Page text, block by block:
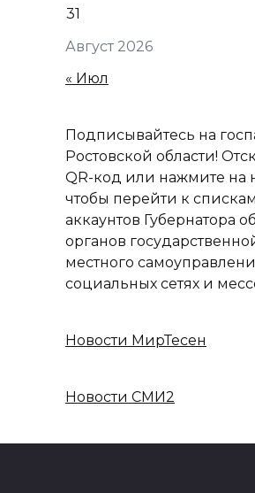
Август 2026
31
« Июл
Подписывайтесь на
Ростовской области!
QR-код или нажмите на
чтобы перейти к спискам
аккаунтов Губернатора
органов
местного
социальных сетях и
Новости МирТесен
Новости СМИ2